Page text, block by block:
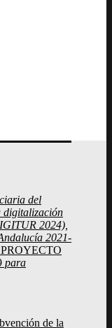
del
digitalización
2024),
2021-
PROYECTO
para
de la